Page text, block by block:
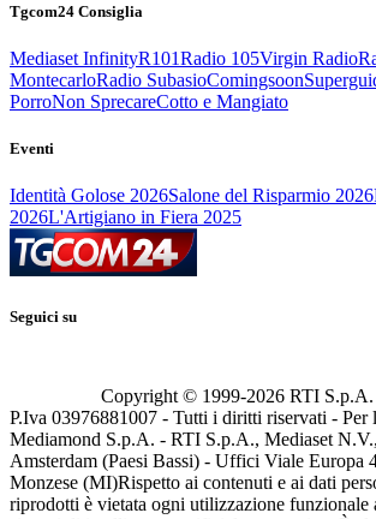
Tgcom24 Consiglia
Mediaset InfinityR101Radio 105Virgin Radio
MontecarloRadio SubasioComingsoon
PorroNon SprecareCotto e Mangiato
Eventi
Identità Golose 2026Salone del Risparmio 2026
2026L'Artigiano in Fiera 2025
Seguici su
Copyright © 1999-2026 RTI
P.Iva 03976881007 - Tutti i diritti riservati - Per
Mediamond S.p.A. - RTI S.p.A., Mediaset
Amsterdam (Paesi Bassi) - Uffici Viale Europa
Monzese (MI)Rispetto ai contenuti e ai dati
riprodotti è vietata ogni utilizzazione funzionale